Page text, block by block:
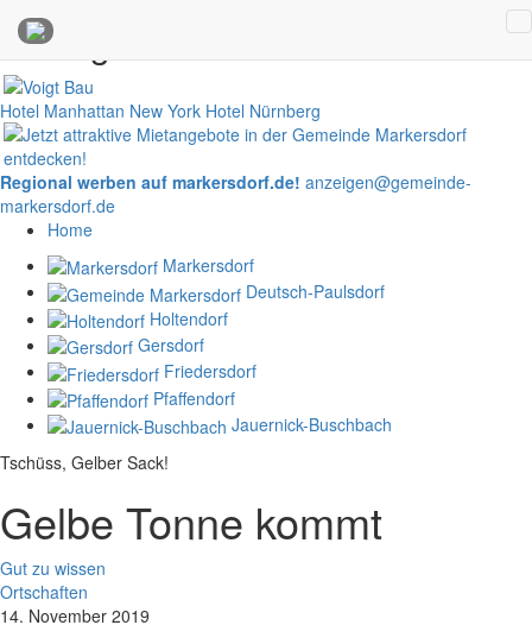
Anzeigen
Hotel Manhattan New York Hotel Nürnberg
Regional werben auf markersdorf.de! anzeigen@gemeinde-
markersdorf.de
Home
Markersdorf
Deutsch-Paulsdorf
Holtendorf
Gersdorf
Friedersdorf
Pfaffendorf
Jauernick-Buschbach
Tschüss, Gelber Sack!
Gelbe Tonne kommt
Gut zu wissen
Ortschaften
14. November 2019